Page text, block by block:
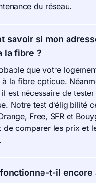
du réseau.
savoir si mon
la fibre ?
que votre
la fibre optique.
est nécessaire de tester
Notre test d’éligibilité
Free, SFR et
de comparer les prix et
fonctionne-t-il encore